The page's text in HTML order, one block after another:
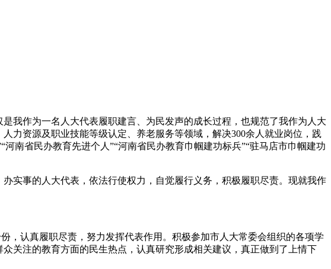
作为一名人大代表履职建言、为民发声的成长过程，也规范了我作为人大
力资源及职业技能等级认定、养老服务等领域，解决300余人就业岗位，践
南省民办教育先进个人”“河南省民办教育巾帼建功标兵”“驻马店市巾帼建功
事的人大代表，依法行使权力，自觉履行义务，积极履职尽责。现就我作
认真履职尽责，努力发挥代表作用。积极参加市人大常委会组织的各项学
关注的教育方面的民生热点，认真研究形成相关建议，真正做到了上情下